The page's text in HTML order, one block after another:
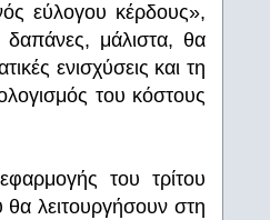
εύλογου κέρδους»,
δαπάνες, μάλιστα, θα
ενισχύσεις και τη
του κόστους
του τρίτου
θα λειτουργήσουν στη